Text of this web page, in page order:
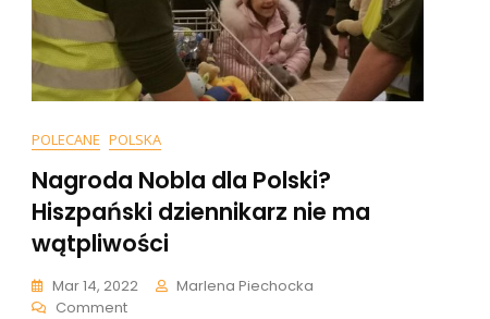
POLECANE POLSKA
Nagroda Nobla dla Polski?
Hiszpański dziennikarz nie ma
wątpliwości
Mar 14, 2022
Marlena Piechocka
CommentOn